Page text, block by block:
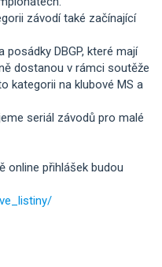
závodí také začínající
DBGP, které mají
dostanou v rámci soutěže
kategorii na klubové MS a
seriál závodů pro malé
online přihlášek budou